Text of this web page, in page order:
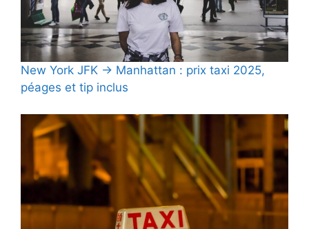
New York JFK → Manhattan : prix taxi 2025,
péages et tip inclus